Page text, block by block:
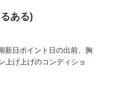
ある)
新日ポイント日の出前、胸
上げ上げのコンディショ